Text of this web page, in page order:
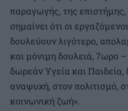
παραγωγής, της επιστήμης,
σημαίνει ότι οι
δουλεύουν λιγότερο,
και μόνιμη δουλειά, 7ωρο
δωρεάν Υγεία και
αναψυχή, στον πολιτισμό,
κοινωνική ζωή».